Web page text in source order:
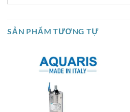
SẢN PHẨM TƯƠNG TỰ